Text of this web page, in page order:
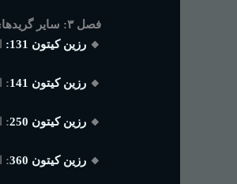
فصل ۳: سایر گریدهای ایران کیتون (در حال تکمیل اطلاعات)
🔸رزین کیتون 131:
🔸رزین کیتون 141 :
🔸رزین کیتون 250 :
🔸رزین کیتون 360 :